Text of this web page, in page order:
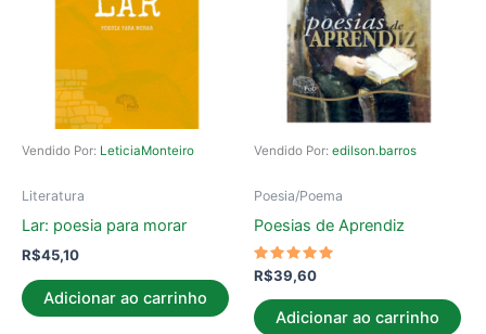
Vendido Por: LeticiaMonteiro
Literatura
Lar: poesia para morar
R$45,10
Adicionar ao carrinho
Vendido Por: edilson.barros
Poesia/Poema
Poesias de Aprendiz
Avaliação
5.00
de 5
R$39,60
Adicionar ao carrinho